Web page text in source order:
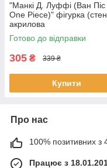
"Манкі Д. Луффі (Ван Піс
One Piece)" фігурка
акрилова
Готово до відправки
305 ₴ 339 ₴
Купити
Про нас
100% позитивних з
Працює з